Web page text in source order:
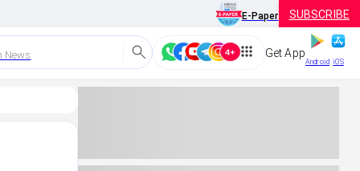
E-Paper SUBSCRIBE
News Get App
Android iOS